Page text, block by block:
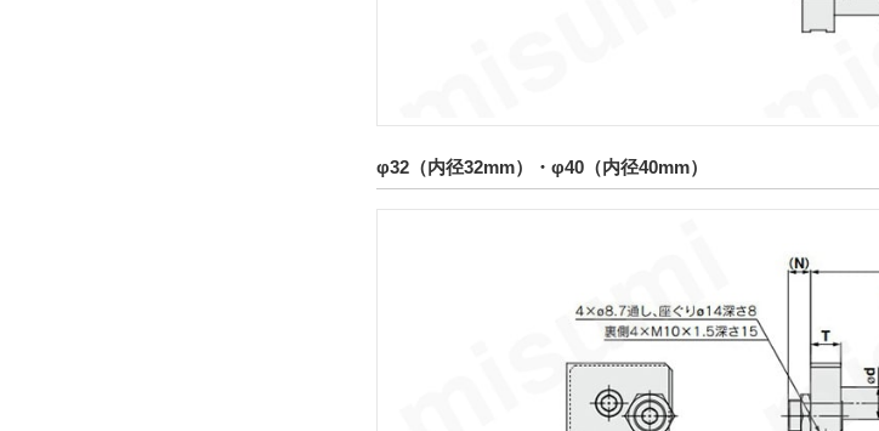
φ32（内径32mm）・φ40（内径40mm）